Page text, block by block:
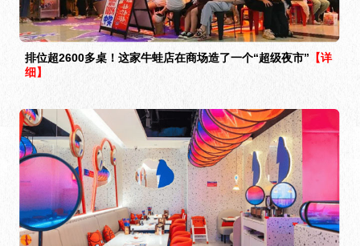
排位超2600多桌！这家牛蛙店在商场造了一个“超级夜市” 【详
细】